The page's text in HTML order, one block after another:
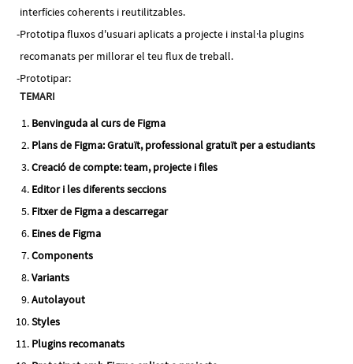
interfícies coherents i reutilitzables.
Prototipa fluxos d'usuari aplicats a projecte i instal·la plugins
recomanats per millorar el teu flux de treball.
Prototipar:
TEMARI
Benvinguda al curs de Figma
Plans de Figma: Gratuït, professional gratuït per a estudiants
Creació de compte: team, projecte i files
Editor i les diferents seccions
Fitxer de Figma a descarregar
Eines de Figma
Components
Variants
Autolayout
Styles
Plugins recomanats